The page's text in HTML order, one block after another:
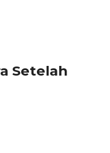
Setelah